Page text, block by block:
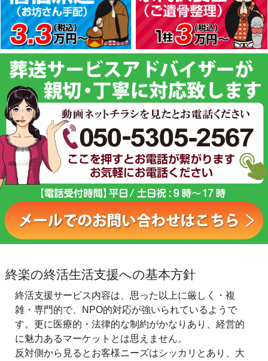
終楽の終活生活支援への基本方針
終活支援サービス内容は、思った以上に厳しく・複
雑・専門的で、NPO的対応が強いられているようで
す。更に医療的・法律的な制約がかなりあり、経営的
に魅力あるマーケットとは思えません。
反対側から見るとお客様ニーズはシッカリとあり、大